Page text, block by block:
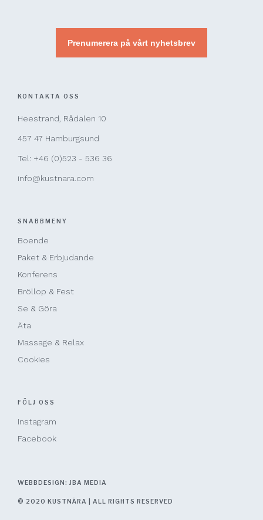
Prenumerera på vårt nyhetsbrev
KONTAKTA OSS
Heestrand, Rådalen 10
457 47 Hamburgsund
Tel: +46 (0)523 - 536 36
info@kustnara.com
SNABBMENY
Boende
Paket & Erbjudande
Konferens
Bröllop & Fest
Se & Göra
Äta
Massage & Relax
Cookies
FÖLJ OSS
Instagram
Facebook
WEBBDESIGN: JBA MEDIA
© 2020 KUSTNÄRA | ALL RIGHTS RESERVED